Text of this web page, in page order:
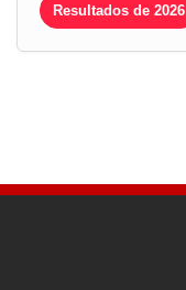
Resultados de 2026